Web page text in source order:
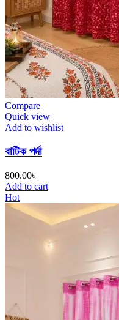
Compare
Quick view
Add to wishlist
বাটিক পর্দা
800.00৳
Add to cart
Hot